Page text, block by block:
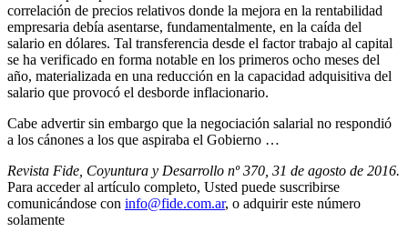
correlación de precios relativos donde la mejora en la rentabilidad
empresaria debía asentarse, fundamentalmente, en la caída del
salario en dólares. Tal transferencia desde el factor trabajo al capital
se ha verificado en forma notable en los primeros ocho meses del
año, materializada en una reducción en la capacidad adquisitiva del
salario que provocó el desborde inflacionario.
Cabe advertir sin embargo que la negociación salarial no respondió
a los cánones a los que aspiraba el Gobierno …
Revista Fide, Coyuntura y Desarrollo nº 370, 31 de agosto de 2016.
Para acceder al artículo completo, Usted puede suscribirse
comunicándose con info@fide.com.ar, o adquirir este número
solamente